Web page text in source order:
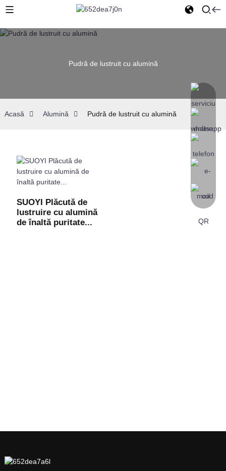
Pudră de lustruit cu alumină
Acasă Alumină Pudră de lustruit cu alumină
SUOYI Plăcută de
lustruire cu alumină
de înaltă puritate...